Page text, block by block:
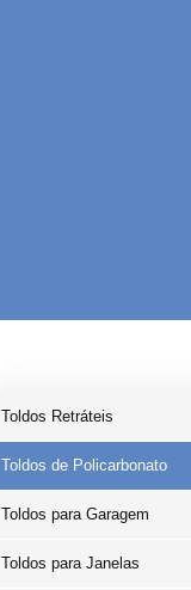
Toldos Retráteis
Toldos de Policarbonato
Toldos para Garagem
Toldos para Janelas